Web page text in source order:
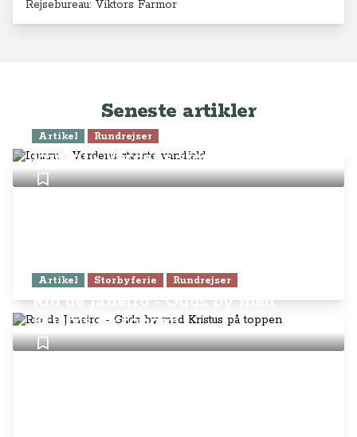
Rejsebureau: Viktors Farmor
Seneste artikler
Artikel Rundrejser
Iguazu - Verdens største vandfald
Artikel Storbyferie Rundrejser
Rio de Janeiro - Guds by med
Kristus på toppen